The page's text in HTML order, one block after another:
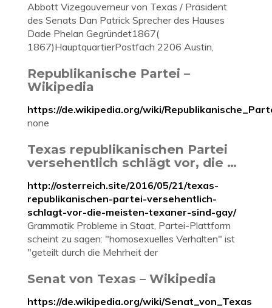
Abbott Vizegouverneur von Texas / Präsident
des Senats Dan Patrick Sprecher des Hauses
Dade Phelan Gegründet1867(
1867)HauptquartierPostfach 2206 Austin,
Republikanische Partei –
Wikipedia
https://de.wikipedia.org/wiki/
none
Texas republikanischen Partei
versehentlich schlägt vor, die …
http://osterreich.site/2016/05/21/texas-
republikanischen-partei-versehentlich-
schlagt-vor-die-meisten-texaner-sind-gay/
Grammatik Probleme in Staat, Partei-Plattform
scheint zu sagen: "homosexuelles Verhalten" ist
"geteilt durch die Mehrheit der
Senat von Texas – Wikipedia
https://de.wikipedia.org/wiki/Senat_von_Texas